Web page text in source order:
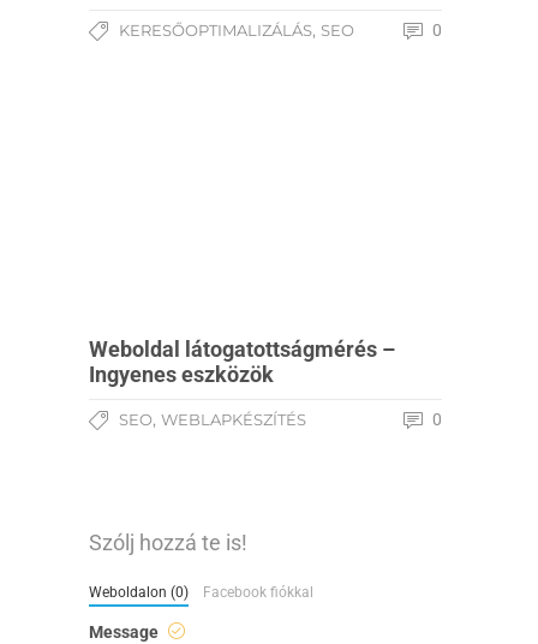
KERESŐOPTIMALIZÁLÁS, SEO 0
Weboldal látogatottságmérés –
Ingyenes eszközök
SEO, WEBLAPKÉSZÍTÉS 0
Szólj hozzá te is!
Weboldalon (0) Facebook fiókkal
Message